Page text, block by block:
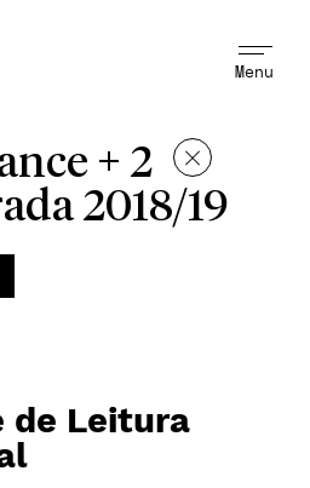
Menu
+ 2
2018/19
de Leitura